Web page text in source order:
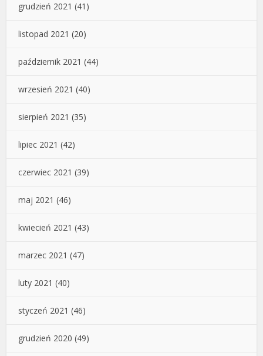
grudzień 2021 (41)
listopad 2021 (20)
październik 2021 (44)
wrzesień 2021 (40)
sierpień 2021 (35)
lipiec 2021 (42)
czerwiec 2021 (39)
maj 2021 (46)
kwiecień 2021 (43)
marzec 2021 (47)
luty 2021 (40)
styczeń 2021 (46)
grudzień 2020 (49)